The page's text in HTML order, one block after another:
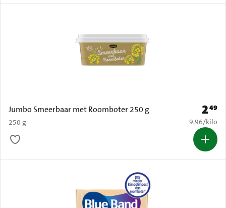
Jumbo Smeerbaar met Roomboter 250 g
250 g
Prijs:
249
€ 9,96 per
9,96/kilo